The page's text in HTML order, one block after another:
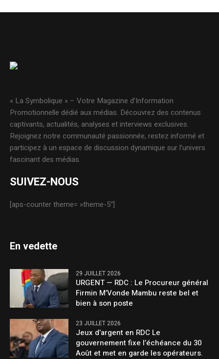
« La Symbolique » – Votre Magazine d’Information
Promotionnelle dédié aux médias. Découvrez des contenus
captivants, actualités, analyses et interviews exclusives.
Rejoignez notre communauté passionnée, restez informé et
participez à un espace de discussion dynamique sur l’univers
fascinant des médias.
SUIVEZ-NOUS
[aps-counter theme= »theme-5″]
En vedette
29 JUILLET 2026
URGENT — RDC : Le Procureur général
Firmin M’Vonde Mambu reste bel et
bien à son poste
23 JUILLET 2026
Jeux d’argent en RDC Le
gouvernement fixe l’échéance du 30
Août et met en garde les opérateurs.